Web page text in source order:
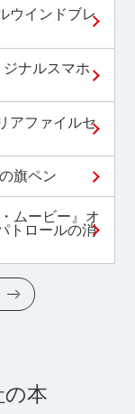
ウインドブレ
ナルスマホ
アファイルセ
旗ペン
ムービー』オ
トロールの消
本